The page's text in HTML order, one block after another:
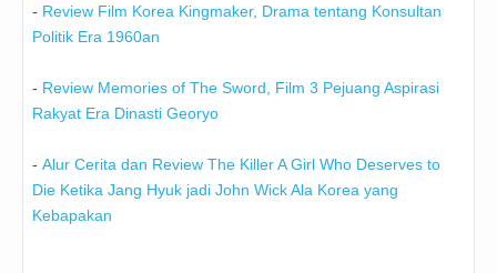
- Review Film Korea Kingmaker, Drama tentang Konsultan
Politik Era 1960an
- Review Memories of The Sword, Film 3 Pejuang Aspirasi
Rakyat Era Dinasti Georyo
- Alur Cerita dan Review The Killer A Girl Who Deserves to
Die Ketika Jang Hyuk jadi John Wick Ala Korea yang
Kebapakan